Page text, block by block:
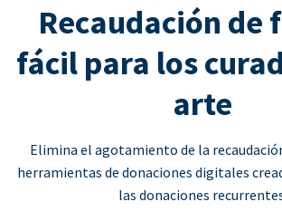
Recaudación de
fácil para los
arte
Elimina el agotamiento de la
herramientas de donaciones digitales
las donaciones